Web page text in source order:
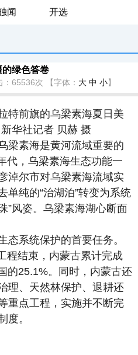
闻 开选
绿色答卷
： 65536次 【字体： 大 中 小】
特前旗的乌梁素海夏日美
华社记者 贝赫 摄
梁素海是黄河流域重要的
代，乌梁素海生态功能一
淖尔市对乌梁素海流域实
单纯的“治湖泊”转变为系统
”风姿。乌梁素海湖心断面
态系统保护的首要任务。
程结束，内蒙古累计完成
的25.1%。同时，内蒙古还
理、天然林保护、退耕还
重点工程，实施并不断完
度。